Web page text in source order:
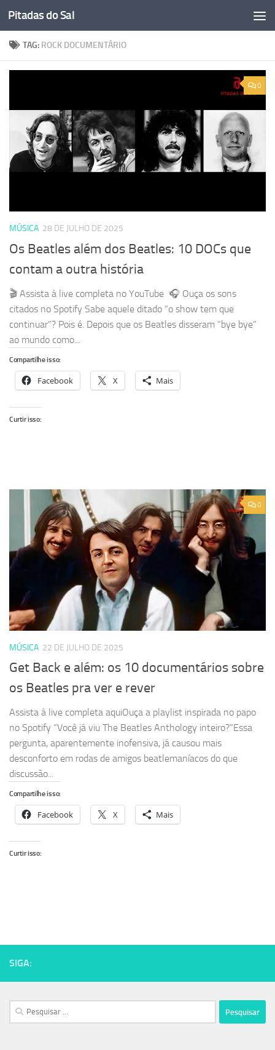
Skip to content
Pitadas do Sal
TAG: ROCK DOCUMENTÁRIO
0
MÚSICA 28 DE JULHO DE 2025
Os Beatles além dos Beatles: 10 DOCs que
contam a outra história
🎬 Assista à live completa no YouTube 🎧 Ouça os sons
citados no Spotify Sabe aquele ditado “o show tem que
continuar”? Pois é. Depois que os Beatles disseram “bye bye”
ao mundo como...
Compartilhe isso:
Facebook X Mais
Curtir isso:
0
MÚSICA 22 DE JULHO DE 2025
Get Back e além: os 10 documentários sobre
os Beatles pra ver e rever
Assista à live completa aquiOuça a playlist inspirada no papo
no Spotify “Você já viu The Beatles Anthology inteiro?”Essa
pergunta, aparentemente inofensiva, já causou mais
desconforto em rodas de amigos beatlemaníacos do que
discussão...
Compartilhe isso:
Facebook X Mais
Curtir isso:
SIGA:
Pesquisar
por: